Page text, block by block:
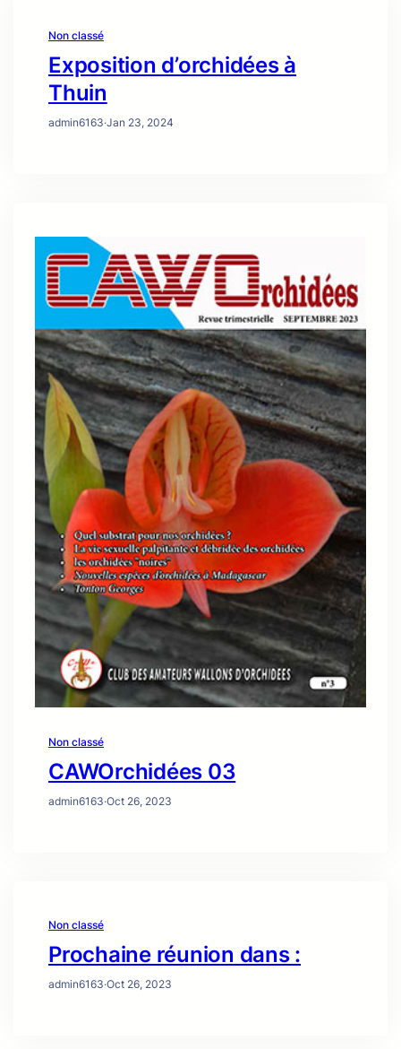
Non classé
Exposition d’orchidées à
Thuin
admin6163·Jan 23, 2024
Non classé
CAWOrchidées 03
admin6163·Oct 26, 2023
Non classé
Prochaine réunion dans :
admin6163·Oct 26, 2023